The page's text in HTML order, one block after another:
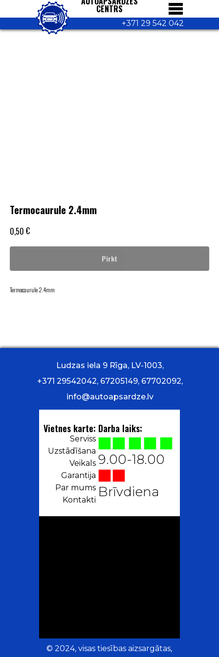
+371 29 542 042
CENTRS
Termocaurule 2.4mm
0,50 €
Pirkt
Termocaurule 2.4mm
© 2024, visas tiesības aizsargātas,
Brīvdiena
9.00-18.00
Darba laiks:
Ludzas iela 9 Rīga, LV-1003,
+371 29542042, 67205149, 67702092,
info@autoapsardze.lv
Kontakti
Par mums
Garantija
Veikals
Uzstādīšana
Serviss
Vietnes karte: